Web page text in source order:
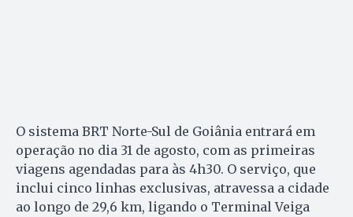
O sistema BRT Norte-Sul de Goiânia entrará em
operação no dia 31 de agosto, com as primeiras
viagens agendadas para às 4h30. O serviço, que
inclui cinco linhas exclusivas, atravessa a cidade
ao longo de 29,6 km, ligando o Terminal Veiga